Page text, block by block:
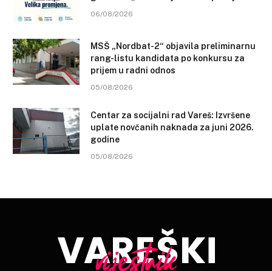
06/08/2026
MSŠ „Nordbat-2“ objavila preliminarnu
rang-listu kandidata po konkursu za
prijem u radni odnos
05/08/2026
Centar za socijalni rad Vareš: Izvršene
uplate novčanih naknada za juni 2026.
godine
05/08/2026